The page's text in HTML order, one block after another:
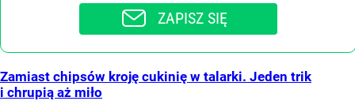
ZAPISZ SIĘ
Zamiast chipsów kroję cukinię w talarki. Jeden trik
i chrupią aż miło